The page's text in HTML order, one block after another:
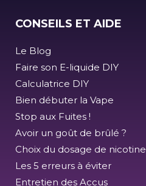
CONSEILS ET AIDE
Le Blog
Faire son E-liquide DIY
Calculatrice DIY
Bien débuter la Vape
Stop aux Fuites !
Avoir un goût de brûlé ?
Choix du dosage de nicotine
Les 5 erreurs à éviter
Entretien des Accus